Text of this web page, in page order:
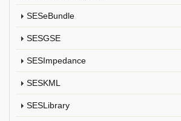
SESeBundle
SESGSE
SESImpedance
SESKML
SESLibrary